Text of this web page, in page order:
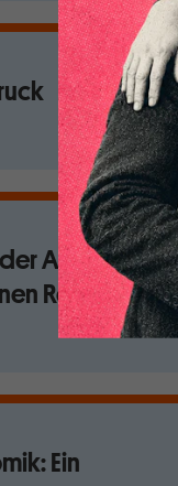
Armen
Reihen
Ein